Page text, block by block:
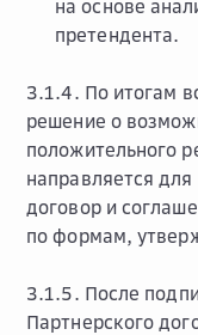
на основе
претендента.
3.1.4. По итогам
решение о
положительного
направляется
договор и
по формам,
3.1.5. После
Партнерского